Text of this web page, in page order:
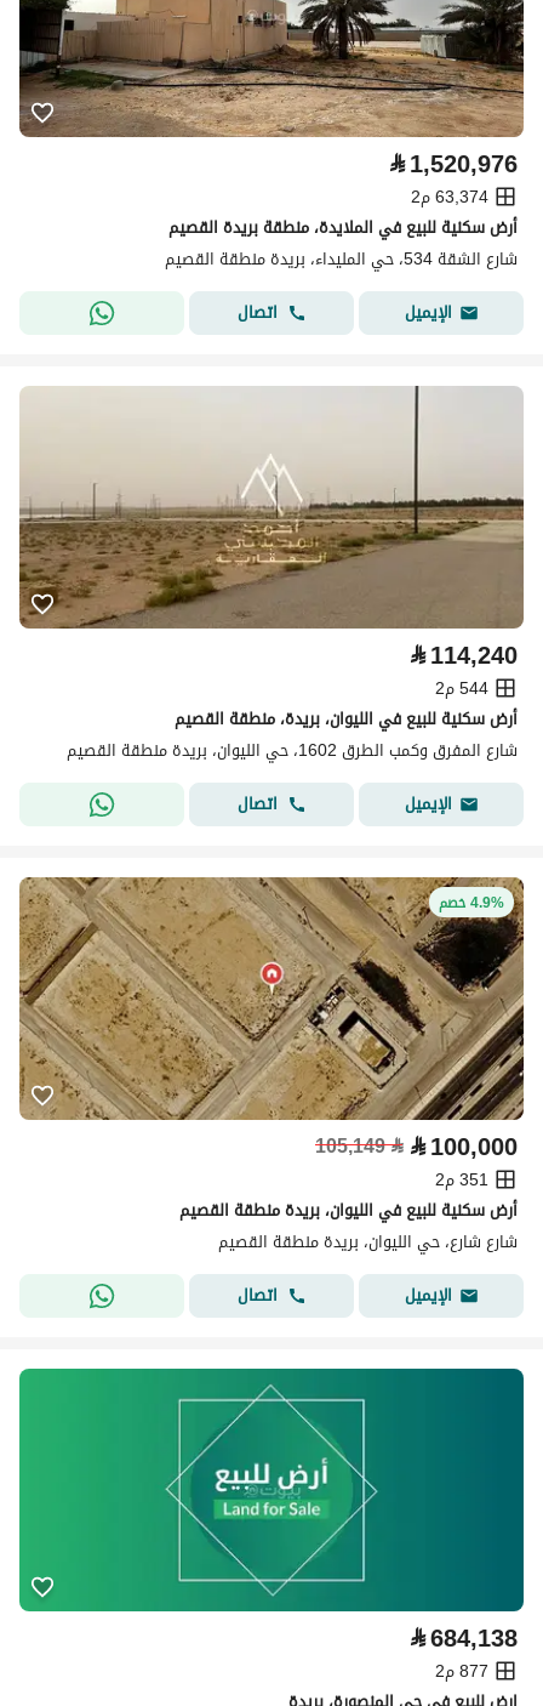
⃁1,520,976
63,374 م2
أرض سكنية للبيع في الملايدة، منطقة بريدة القصيم
شارع الشقة 534، حي المليداء، بريدة منطقة القصيم
الإيميل
اتصال
⃁114,240
544 م2
أرض سكنية للبيع في الليوان، بريدة، منطقة القصيم
شارع المفرق وكمب الطرق 1602، حي الليوان، بريدة منطقة القصيم
الإيميل
اتصال
4.9% خصم
⃁100,000
⃁
105,149
351 م2
أرض سكنية للبيع في الليوان، بريدة منطقة القصيم
شارع شارع، حي الليوان، بريدة منطقة القصيم
الإيميل
اتصال
⃁684,138
877 م2